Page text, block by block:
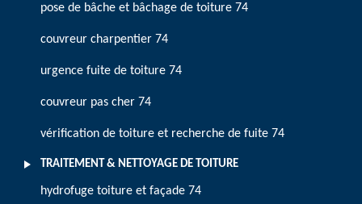
pose de bâche et bâchage de toiture 74
couvreur charpentier 74
urgence fuite de toiture 74
couvreur pas cher 74
vérification de toiture et recherche de fuite 74
TRAITEMENT & NETTOYAGE DE TOITURE
hydrofuge toiture et façade 74